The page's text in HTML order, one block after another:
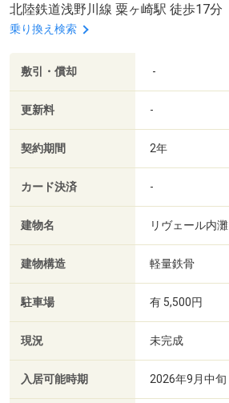
北陸鉄道浅野川線 粟ヶ崎駅 徒歩17分
乗り換え検索
敷引・償却 -
更新料 -
契約期間 2年
カード決済 -
建物名 リヴェール内灘
建物構造 軽量鉄骨
駐車場 有 5,500円
現況 未完成
入居可能時期 2026年9月中旬